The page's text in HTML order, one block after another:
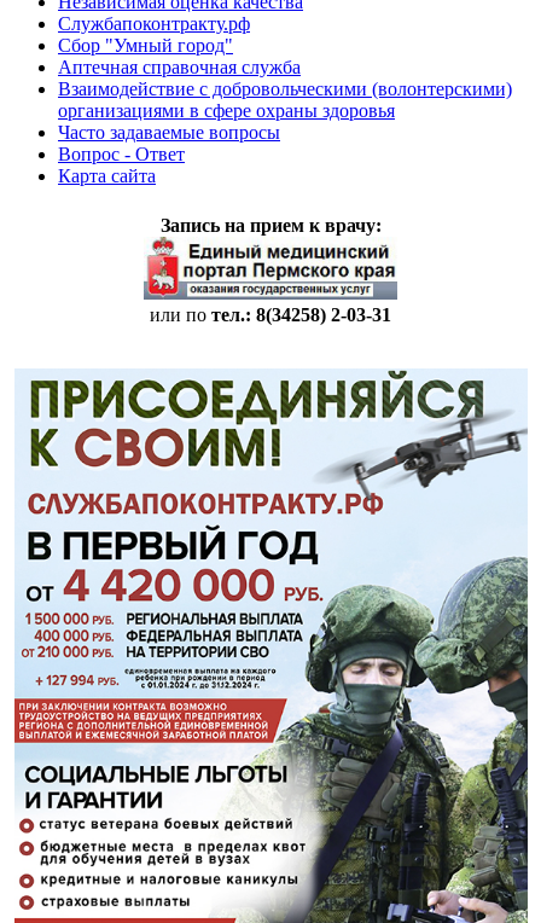
Службапоконтракту.рф
Сбор "Умный город"
Аптечная справочная служба
Взаимодействие с добровольческими (волонтерскими)
организациями в сфере охраны здоровья
Часто задаваемые вопросы
Вопрос - Ответ
Карта сайта
Запись на прием к врачу:
или по тел.: 8(34258) 2-03-31